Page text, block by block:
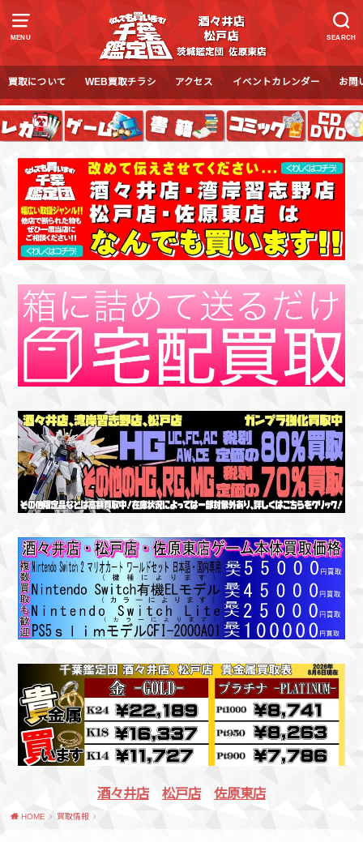
MENU SEARCH
買取について WEB買取チラシ アクセス イベントカレンダー お問
酒々井店 松戸店 佐原東店
HOME 買取情報